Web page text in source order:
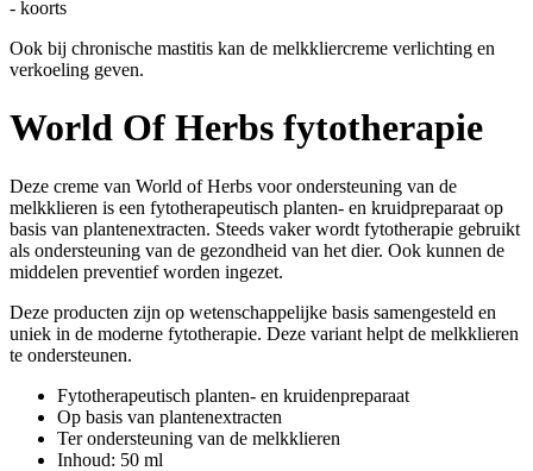
- koorts
Ook bij chronische mastitis kan de melkkliercreme verlichting en
verkoeling geven.
World Of Herbs fytotherapie
Deze creme van World of Herbs voor ondersteuning van de
melkklieren is een fytotherapeutisch planten- en kruidpreparaat op
basis van plantenextracten. Steeds vaker wordt fytotherapie gebruikt
als ondersteuning van de gezondheid van het dier. Ook kunnen de
middelen preventief worden ingezet.
Deze producten zijn op wetenschappelijke basis samengesteld en
uniek in de moderne fytotherapie. Deze variant helpt de melkklieren
te ondersteunen.
Fytotherapeutisch planten- en kruidenpreparaat
Op basis van plantenextracten
Ter ondersteuning van de melkklieren
Inhoud: 50 ml